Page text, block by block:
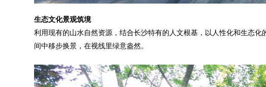
生态文化景观筑境
利用现有的山水自然资源，结合长沙特有的人文根基，以人性化和生态
间中移步换景，在视线里绿意盎然。